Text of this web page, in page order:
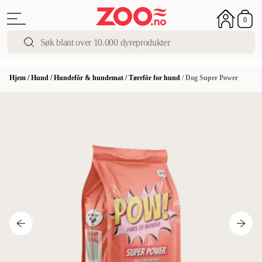
0
Hjem /Hund /Hundefôr & hundemat /Tørrfôr for hund /Dog Super Power